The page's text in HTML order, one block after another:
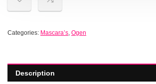
Categories: Mascara’s, Ogen
Description